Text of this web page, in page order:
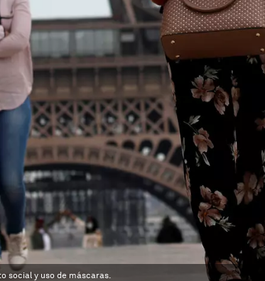
social y uso de máscaras.